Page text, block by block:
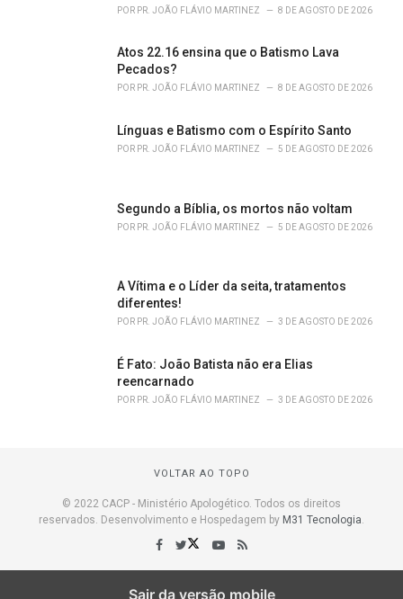
POR PR. JOÃO FLÁVIO MARTINEZ 8 DE AGOSTO DE 2026
Atos 22.16 ensina que o Batismo Lava
Pecados?
POR PR. JOÃO FLÁVIO MARTINEZ 8 DE AGOSTO DE 2026
Línguas e Batismo com o Espírito Santo
POR PR. JOÃO FLÁVIO MARTINEZ 5 DE AGOSTO DE 2026
Segundo a Bíblia, os mortos não voltam
POR PR. JOÃO FLÁVIO MARTINEZ 5 DE AGOSTO DE 2026
A Vítima e o Líder da seita, tratamentos
diferentes!
POR PR. JOÃO FLÁVIO MARTINEZ 3 DE AGOSTO DE 2026
É Fato: João Batista não era Elias
reencarnado
POR PR. JOÃO FLÁVIO MARTINEZ 3 DE AGOSTO DE 2026
VOLTAR AO TOPO
© 2022 CACP - Ministério Apologético. Todos os direitos
reservados. Desenvolvimento e Hospedagem by M31 Tecnologia
Sair da versão mobile